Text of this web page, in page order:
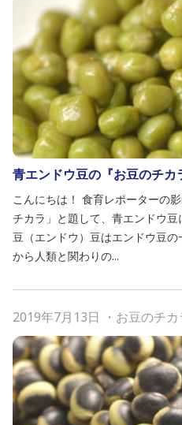
青エンドウ豆の『お豆のチカ
こんにちは！ 食育レポーターの
チカラ」と題して、青エンドウ
豆（エンドウ）豆はエンドウ豆
から人類と関わりの...
2019年7月13日 ・ お豆のチカ